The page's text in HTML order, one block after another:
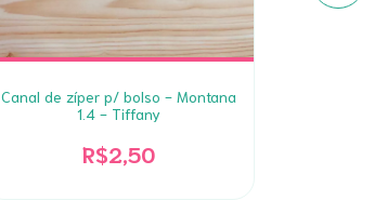
Canal de zíper p/ bolso - Montana
1.4 - Tiffany
R$2,50